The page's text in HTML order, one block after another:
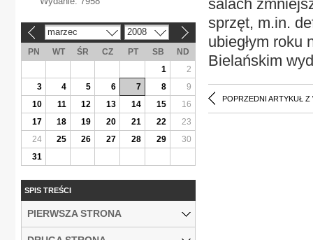
salach
sprzęt, m.in.
ubiegłym roku
Bielańskim
POPRZEDNI ARTYKUŁ Z
marzec 2008
PN WT ŚR CZ PT SB
ND
1
2
3
4 5 6 7 8
9
10
11 12 13 14 15
16
17
18 19 20 21 22
23
24
25 26 27 28 29
30
31
SPIS TREŚCI
PIERWSZA STRONA